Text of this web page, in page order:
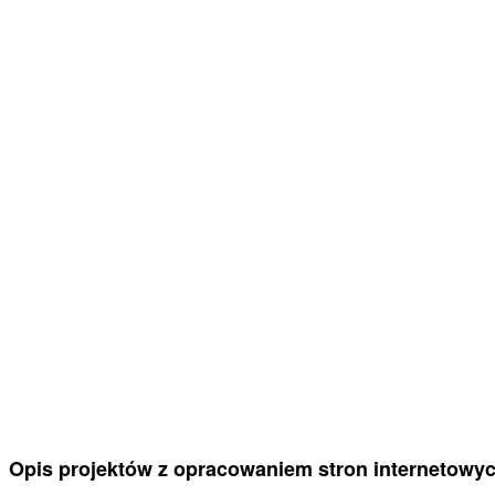
Opis projektów z opracowaniem stron